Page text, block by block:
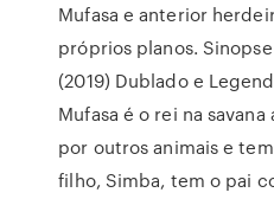
Mufasa e anterior
próprios planos.
(2019) Dublado e
Mufasa é o rei na
por outros animais e
filho, Simba, tem o pai